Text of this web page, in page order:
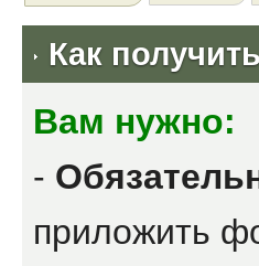
Как
Вам нужно:
-
приложить